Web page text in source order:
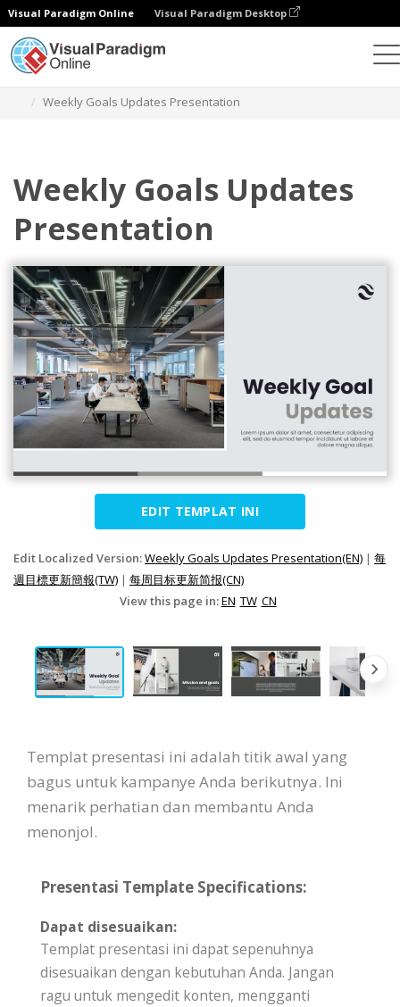
Visual Paradigm Online Visual Paradigm Desktop
Weekly Goals Updates Presentation
Weekly Goals Updates
Presentation
EDIT TEMPLAT INI
Edit Localized Version:Weekly Goals Updates Presentation(EN) | 每
週目標更新簡報(TW) | 每周目标更新简报(CN)
View this page in:EN TW CN
Templat presentasi ini adalah titik awal yang
bagus untuk kampanye Anda berikutnya. Ini
menarik perhatian dan membantu Anda
menonjol.
Presentasi Template Specifications:
Dapat disesuaikan:
Templat presentasi ini dapat sepenuhnya
disesuaikan dengan kebutuhan Anda. Jangan
ragu untuk mengedit konten, mengganti